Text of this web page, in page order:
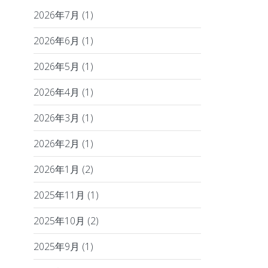
2026年7月 (1)
2026年6月 (1)
2026年5月 (1)
2026年4月 (1)
2026年3月 (1)
2026年2月 (1)
2026年1月 (2)
2025年11月 (1)
2025年10月 (2)
2025年9月 (1)